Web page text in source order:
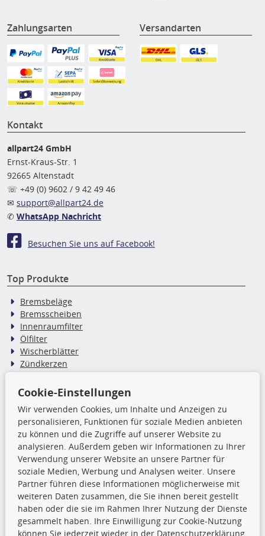
Zahlungsarten Versandarten
Kontakt
allpart24 GmbH
Ernst-Kraus-Str. 1
92665 Altenstadt
☏ +49 (0) 9602 / 9 42 49 46
✉ support@allpart24.de
✆ WhatsApp Nachricht
Besuchen Sie uns auf Facebook!
Top Produkte
Bremsbeläge
Bremsscheiben
Innenraumfilter
Ölfilter
Wischerblätter
Zündkerzen
TecDoc Inside
Die hier angezeigten Daten,
insbesondere die gesamte Datenbank,
dürfen nicht kopiert werden. Es ist zu
unterlassen, die Daten oder die gesamte Datenbank ohne
vorherige Zustimmung TecDocs zu vervielfältigen, zu
verbreiten und/oder diese Handlungen durch Dritte ausführen
zu lassen. Ein Zuwiderhandeln stellt eine
Urheberrechtsverletzung dar und wird verfolgt.
Cookie-Einstellungen
Wir verwenden Cookies, um Inhalte und Anzeigen zu
personalisieren, Funktionen für soziale Medien anbieten
zu können und die Zugriffe auf unserer Website zu
analysieren. Außerdem geben wir Informationen zu Ihrer
Verwendung unserer Website an unsere Partner für
soziale Medien, Werbung und Analysen weiter. Unsere
Partner führen diese Informationen möglicherweise mit
weiteren Daten zusammen, die Sie ihnen bereit gestellt
haben oder die sie im Rahmen Ihrer Nutzung der Dienste
gesammelt haben. Ihre Einwilligung zur Cookie-Nutzung
können Sie jederzeit wieder in der Datenschutzerklärung